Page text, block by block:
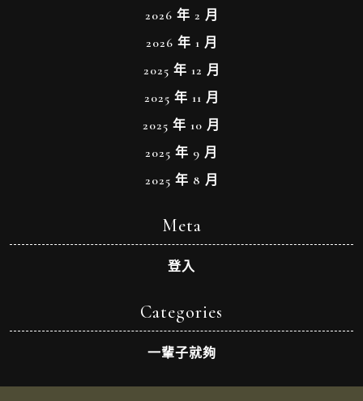
2026 年 2 月
2026 年 1 月
2025 年 12 月
2025 年 11 月
2025 年 10 月
2025 年 9 月
2025 年 8 月
Meta
登入
Categories
一輩子就夠